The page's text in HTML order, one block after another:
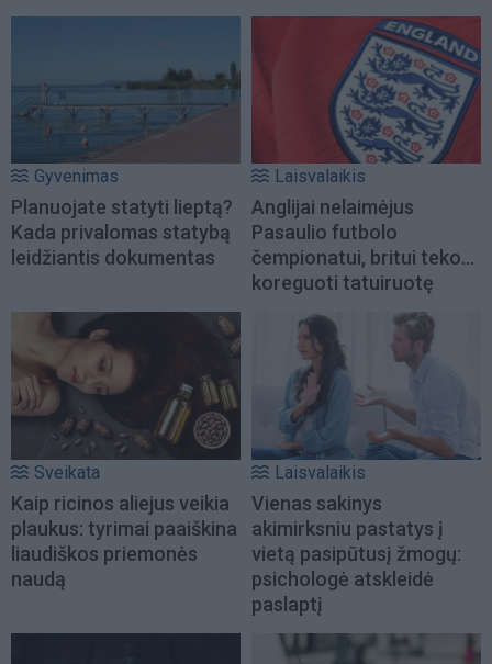
Gyvenimas
Planuojate statyti lieptą?
Kada privalomas statybą
leidžiantis dokumentas
Laisvalaikis
Anglijai nelaimėjus
Pasaulio futbolo
čempionatui, britui teko...
koreguoti tatuiruotę
Sveikata
Kaip ricinos aliejus veikia
plaukus: tyrimai paaiškina
liaudiškos priemonės
naudą
Laisvalaikis
Vienas sakinys
akimirksniu pastatys į
vietą pasipūtusį žmogų:
psichologė atskleidė
paslaptį